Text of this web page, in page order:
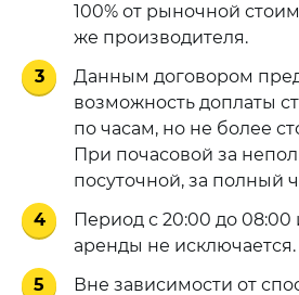
100% от рыночной
же производителя.
3
Данным договором
возможность доплаты
по часам, но не более
При почасовой за
посуточной, за полный
4
Период с 20:00 до
аренды не исключается.
5
Вне зависимости от